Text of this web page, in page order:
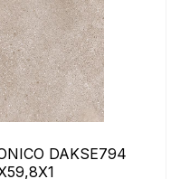
DAKSE794